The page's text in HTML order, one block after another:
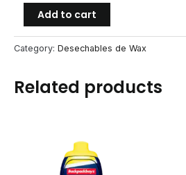
Kiwi
Spiked
(Hybrid)
Add to cart
Category: Desechables de Wax
Related products